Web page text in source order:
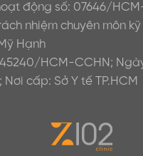
động số: 07646/
nhiệm chuyên môn
Hạnh
HCM-CCHN;
cấp: Sở Y tế TP.HCM